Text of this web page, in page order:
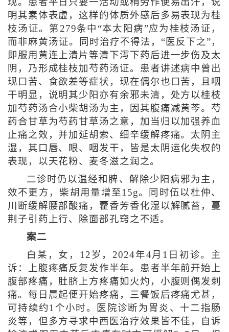
明其素体表虚，这样的体质外感后多易表现为桂
枝汤证。第279条中“本太阳病”应为桂枝汤证，
而非麻黄汤证。同时治疗不得法，“医反下之”，
即服用黄连上清片等清下泻下药后进一步伤及太
阴，乃形成桂枝加芍药汤证。患者讲述病中曾出
现口苦、食欲差等症状，现在偶尔也口苦，且咽
干明显，说明其少阳亦有余邪未清，处方以桂枝
加芍药汤合小柴胡汤为主，因其腹痛减黄芩。芍
药合甘草为芍药甘草汤之意，加当归以加强养血
止痛之效，并加延胡索、细辛缓解疼痛。太阴主
湿，其口唇、眼、咽发干，皆是太阴运化失权的
表现，以天花粉、麦冬滋之润之。
二诊时仍以温经和脾、解除少阳病邪为主，
效不更方，柴胡用量增至15g。同时伍以杜仲、
川断缓解腰部酸痛，藿香芳香化湿以解腻苔，蔓
荆子引药上行、除面部孔窍之不适。
案二
白某，女，12岁，2024年4月1日初诊。主
诉：上腹疼痛反复发作半年。患者半年前开始上
腹部疼痛，肚脐上方疼痛如火灼，小腹则偶发刺
痛。每日晨起便开始疼痛，三餐饭后疼痛尤甚，
可持续约1个小时。医院诊断为胃炎、十二指肠
炎等，但多方寻求中西医治疗效果皆不佳，自诉